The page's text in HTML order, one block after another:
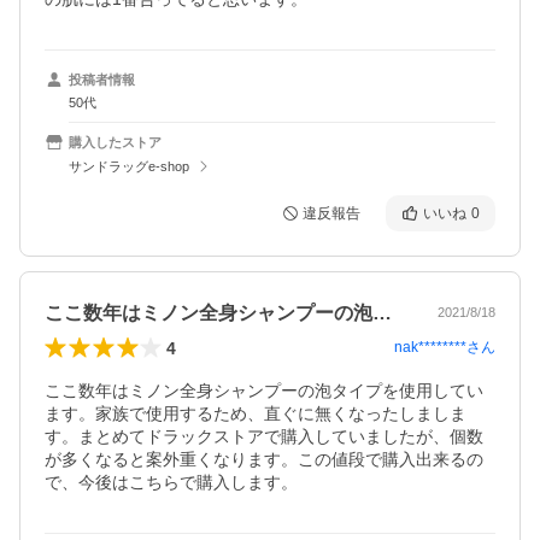
投稿者情報
50代
購入したストア
サンドラッグe-shop
違反報告 いいね 0
ここ数年はミノン全身シャンプーの泡タイ… 2021/8/18
4 nak********さん
ここ数年はミノン全身シャンプーの泡タイプを使用してい
ます。家族で使用するため、直ぐに無くなったしましま
す。まとめてドラックストアで購入していましたが、個数
が多くなると案外重くなります。この値段で購入出来るの
で、今後はこちらで購入します。